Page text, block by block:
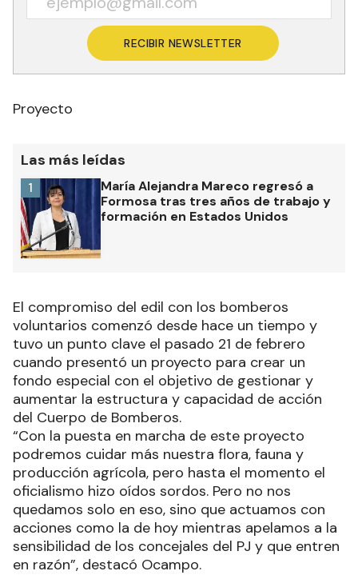
RECIBIR NEWSLETTER
Proyecto
Las más leídas
María Alejandra Mareco regresó a
Formosa tras tres años de trabajo y
formación en Estados Unidos
1
El compromiso del edil con los bomberos
voluntarios comenzó desde hace un tiempo y
tuvo un punto clave el pasado 21 de febrero
cuando presentó un proyecto para crear un
fondo especial con el objetivo de gestionar y
aumentar la estructura y capacidad de acción
del Cuerpo de Bomberos.
“Con la puesta en marcha de este proyecto
podremos cuidar más nuestra flora, fauna y
producción agrícola, pero hasta el momento el
oficialismo hizo oídos sordos. Pero no nos
quedamos solo en eso, sino que actuamos con
acciones como la de hoy mientras apelamos a la
sensibilidad de los concejales del PJ y que entren
en razón”, destacó Ocampo.